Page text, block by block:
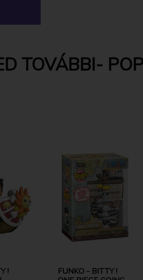
TOVÁBBI-
!
FUNKO - BITTY !